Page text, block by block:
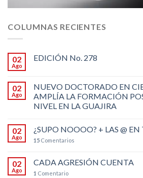
COLUMNAS RECIENTES
02
Ago
EDICIÓN No. 278
02
Ago
NUEVO DOCTORADO EN
AMPLÍA LA FORMACIÓN
NIVEL EN LA GUAJIRA
02
Ago
¿SUPO NOOOO? + LAS @
15 Comentarios
02
Ago
CADA AGRESIÓN CUENTA
1 Comentario